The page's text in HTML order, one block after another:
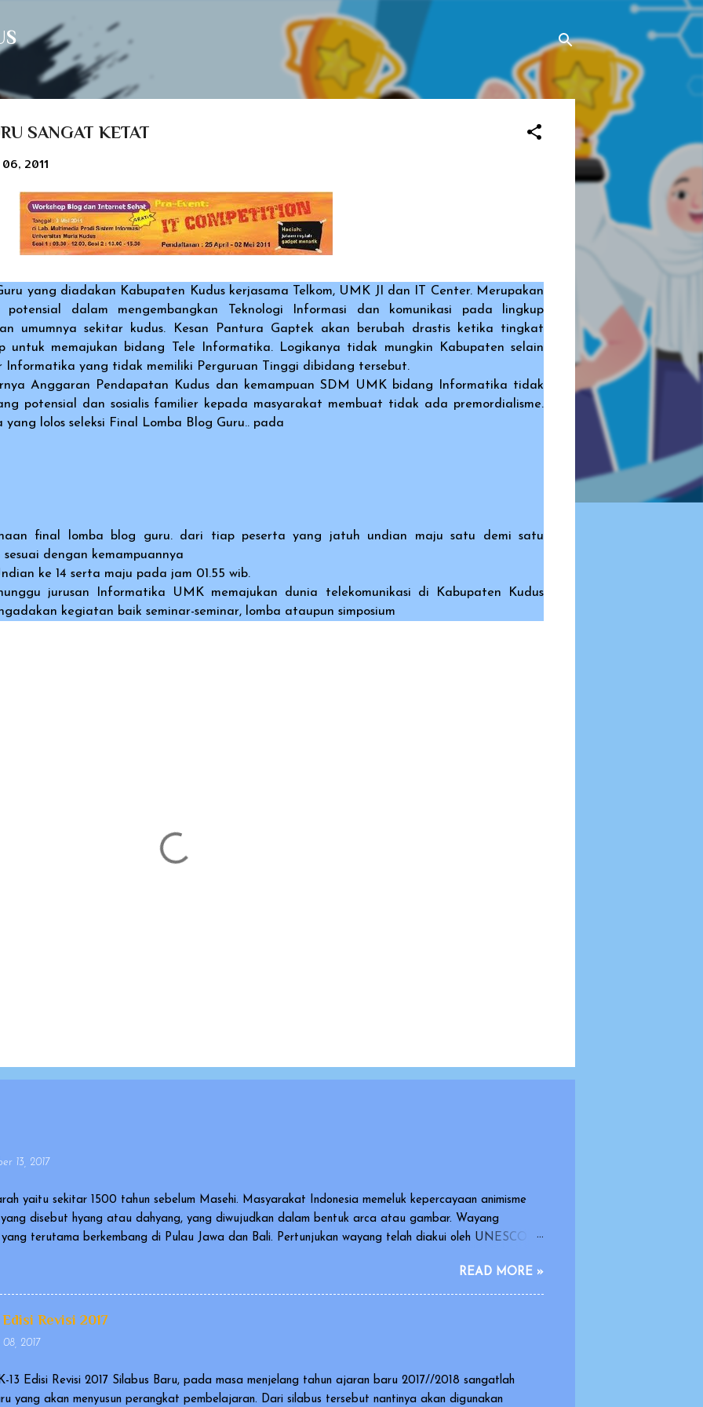
Langsung ke konten utama
SANGAT KETAT
2011
yang diadakan Kabupaten Kudus kerjasama Telkom, UMK JI dan IT Center. Merupakan
dalam mengembangkan Teknologi Informasi dan komunikasi pada lingkup
umumnya sekitar kudus. Kesan Pantura Gaptek akan berubah drastis ketika tingkat
untuk memajukan bidang Tele Informatika. Logikanya tidak mungkin Kabupaten selain
Informatika yang tidak memiliki Perguruan Tinggi dibidang tersebut.
Anggaran Pendapatan Kudus dan kemampuan SDM UMK bidang Informatika tidak
potensial dan sosialis familier kepada masyarakat membuat tidak ada premordialisme.
lolos seleksi Final Lomba Blog Guru.. pada
final lomba blog guru. dari tiap peserta yang jatuh undian maju satu demi satu
dengan kemampuannya
ke 14 serta maju pada jam 01.55 wib.
jurusan Informatika UMK memajukan dunia telekomunikasi di Kabupaten Kudus
kegiatan baik seminar-seminar, lomba ataupun simposium
13, 2017
yaitu sekitar 1500 tahun sebelum Masehi. Masyarakat Indonesia memeluk kepercayaan animisme
disebut hyang atau dahyang, yang diwujudkan dalam bentuk arca atau gambar. Wayang
terutama berkembang di Pulau Jawa dan Bali. Pertunjukan wayang telah diakui oleh UNESCO
and Intangible Heritage of Humanity). Ada versi wayang yang dimainkan oleh orang dengan
wayang orang, dan ada pula wayang yang berupa sekumpulan boneka yang dimainkan oleh dalang.
berupa wayang kulit atau wayang golek. Cerita yang dikisahkan dalam pagelaran wayang
READ MORE »
Revisi 2017
2017
13 Edisi Revisi 2017 Silabus Baru, pada masa menjelang tahun ajaran baru 2017//2018 sangatlah
yang akan menyusun perangkat pembelajaran. Dari silabus tersebut nantinya akan digunakan